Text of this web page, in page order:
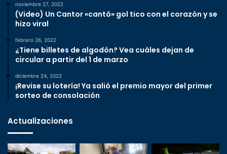
noviembre 27, 2022
(Video) Un Cantor «cantó» gol tico con el corazón y se
hizo viral
febrero 26, 2022
¿Tiene billetes de algodón? Vea cuáles dejan de
circular a partir del 1 de marzo
diciembre 24, 2022
¡Revise su lotería! Ya salió el premio mayor del primer
sorteo de consolación
Actualizaciones